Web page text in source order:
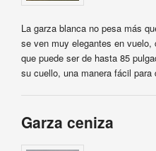
La garza blanca no pesa más
se ven muy elegantes en vuelo,
que puede ser de hasta 85
su cuello, una manera fácil para
Garza ceniza